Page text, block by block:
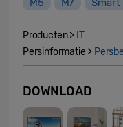
M5 M7 Smart
Producten > IT
Persinformatie >
DOWNLOAD